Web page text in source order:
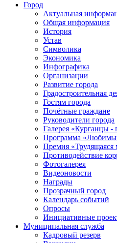
Город
Актуальная
Общая информация
История
Устав
Символика
Экономика
Инфографика
Организации
Развитие города
Градостроительная
Гостям города
Почётные граждане
Руководители города
Галерея «Курганцы -
Программа
Премия «Трудящаяся
Противодействие
Фотогалерея
Видеоновости
Награды
Прозрачный город
Календарь событий
Опросы
Инициативные
Муниципальная служба
Кадровый резерв